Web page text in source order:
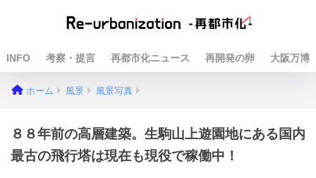
INFO 考察・提言 再都市化ニュース 再開発の卵 大阪万博
ホーム 風景 風景写真
８８年前の高層建築。生駒山上遊園地にある国内
最古の飛行塔は現在も現役で稼働中！